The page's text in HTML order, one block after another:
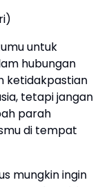
untuk
hubungan
ketidakpastian
tetapi jangan
parah
di tempat
mungkin ingin